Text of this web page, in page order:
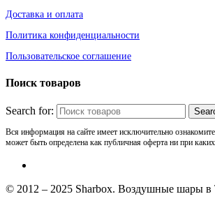
Доставка и оплата
Политика конфиденциальности
Пользовательское соглашение
Поиск товаров
Search for:
Вся информация на сайте имеет исключительно
может быть определена как публичная оферта ни при каких
© 2012 – 2025 Sharbox. Воздушные шары